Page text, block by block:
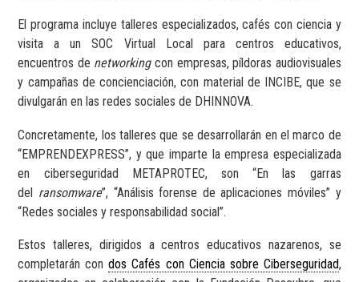
El programa incluye talleres especializados, cafés con ciencia y
visita a un SOC Virtual Local para centros educativos,
encuentros de networkingcon empresas, píldoras audiovisuales
y campañas de concienciación, con material de INCIBE, que se
divulgarán en las redes sociales de DHINNOVA.
Concretamente, los talleres que se desarrollarán en el marco de
“EMPRENDEXPRESS”, y que imparte la empresa especializada
en ciberseguridad METAPROTEC, son “En las garras
del ransomware”, “Análisis forense de aplicaciones móviles” y
“Redes sociales y responsabilidad social”.
Estos talleres, dirigidos a centros educativos nazarenos, se
completarán condos Cafés con Ciencia sobre Ciberseguridad,